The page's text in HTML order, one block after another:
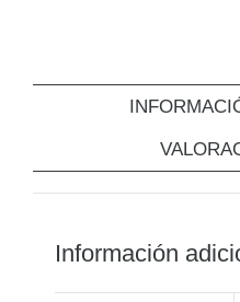
Información